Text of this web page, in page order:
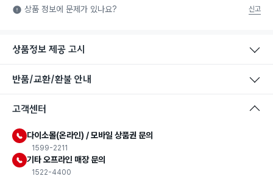
식품용 기구: 식품위생법에서 정한 규격에 따라 제조되어 식품 또
는 식품첨가물에 사용할 수 있는 식품용기구라는 표시입니다.
상품 정보에 문제가 있나요? 신고
상품정보 제공 고시
반품/교환/환불 안내
고객센터
다이소몰(온라인) / 모바일 상품권 문의
1599-2211
기타 오프라인 매장 문의
1522-4400